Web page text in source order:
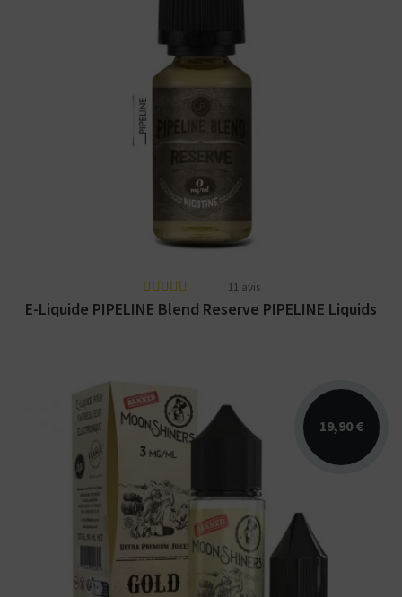
Arômes : blond sucré, vanille, noisette.
PIPELINE Classic Series. E-liquide disponible
11 avis
E-Liquide PIPELINE Blend Reserve PIPELINE Liquids
19,90 €